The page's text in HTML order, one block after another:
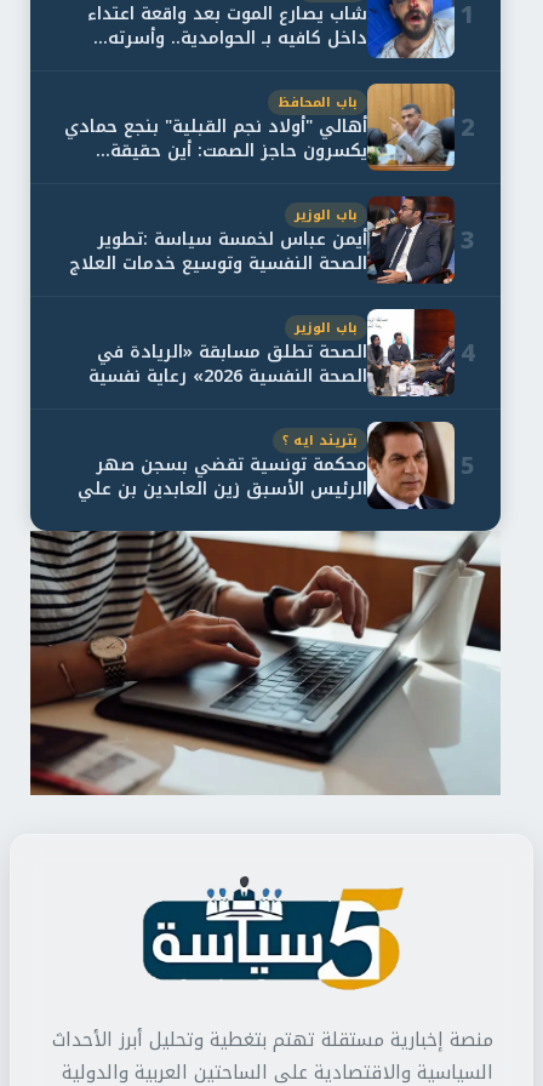
1 شاب يصارع الموت بعد واقعة اعتداء
داخل كافيه بـ الحوامدية.. وأسرته...
2
باب المحافظ
أهالي "أولاد نجم القبلية" بنجع حمادي
يكسرون حاجز الصمت: أين حقيقة...
3
باب الوزير
أيمن عباس لخمسة سياسة :تطوير
الصحة النفسية وتوسيع خدمات العلاج
4
باب الوزير
الصحة تطلق مسابقة «الريادة في
الصحة النفسية 2026» رعاية نفسية
5
بتريند ايه ؟
محكمة تونسية تقضي بسجن صهر
الرئيس الأسبق زين العابدين بن علي
منصة إخبارية مستقلة تهتم بتغطية وتحليل أبرز الأحداث
السياسية والاقتصادية على الساحتين العربية والدولية